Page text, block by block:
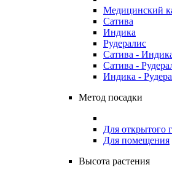
Медицинский
Сатива
Индика
Рудералис
Сатива -
Сатива -
Индика -
Метод посадки
Для открытого
Для помещения
Высота растения